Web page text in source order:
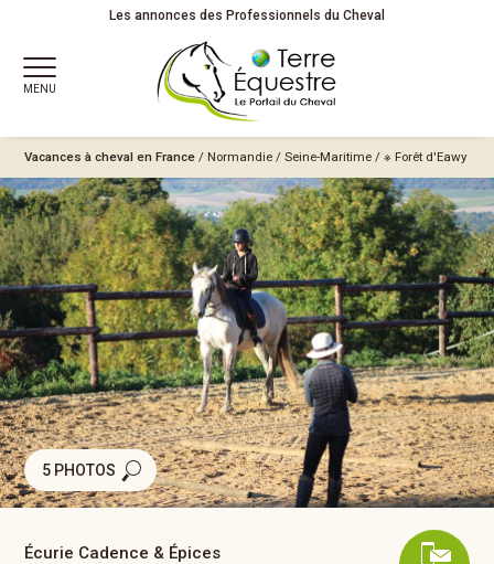
Les annonces des Professionnels du Cheval
MENU
Vacances à cheval en France / Normandie /Seine-Maritime /※ Forêt d'Eawy
5 PHOTOS
Écurie Cadence & Épices